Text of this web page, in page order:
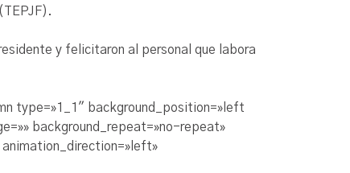
y felicitaron al personal que labora
type=»1_1″ background_position=»left
background_repeat=»no-repeat»
animation_direction=»left»